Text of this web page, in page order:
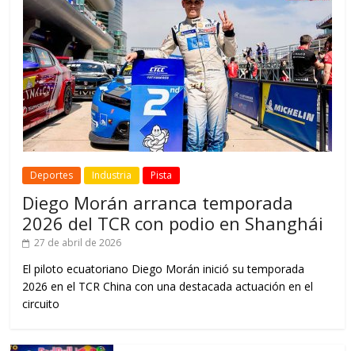
Deportes Industria Pista
Diego Morán arranca temporada
2026 del TCR con podio en Shanghái
27 de abril de 2026
El piloto ecuatoriano Diego Morán inició su temporada
2026 en el TCR China con una destacada actuación en el
circuito